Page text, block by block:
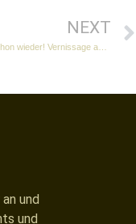
NEXT
Kuno 15 schon wieder! Vernissage am Lietzensee Volkmar Förster mit: IM ANFANG. Bilder zur Schöpfung
und
und